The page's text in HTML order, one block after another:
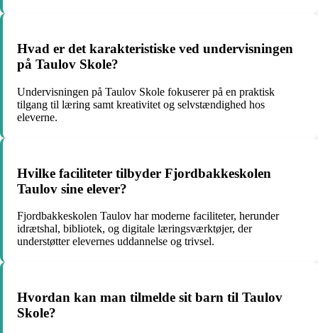
Hvad er det karakteristiske ved undervisningen
på Taulov Skole?
Undervisningen på Taulov Skole fokuserer på en praktisk
tilgang til læring samt kreativitet og selvstændighed hos
eleverne.
Hvilke faciliteter tilbyder Fjordbakkeskolen
Taulov sine elever?
Fjordbakkeskolen Taulov har moderne faciliteter, herunder
idrætshal, bibliotek, og digitale læringsværktøjer, der
understøtter elevernes uddannelse og trivsel.
Hvordan kan man tilmelde sit barn til Taulov
Skole?